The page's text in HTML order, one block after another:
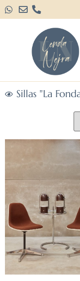
Sillas "La